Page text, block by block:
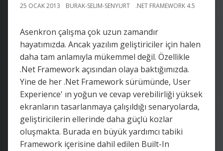
25 OCAK 2013 BURAK-SELIM-SENYURT .NET FRAMEWORK 4.5
Asenkron çalışma çok uzun zamandır
hayatımızda. Ancak yazılım geliştiriciler için halen
daha tam anlamıyla mükemmel değil. Özellikle
.Net Framework açısından olaya baktığımızda.
Yine de her .Net Framework sürümünde, User
Experience' ın yoğun ve cevap verebilirliği yüksek
ekranların tasarlanmaya çalışıldığı senaryolarda,
geliştiricilerin ellerinde daha güçlü kozlar
oluşmakta. Burada en büyük yardımcı tabiki
Framework içerisine dahil edilen Built-In